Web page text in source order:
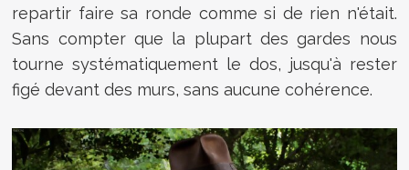
repartir faire sa ronde comme si de rien n'était.
Sans compter que la plupart des gardes nous
tourne systématiquement le dos, jusqu'à rester
figé devant des murs, sans aucune cohérence.